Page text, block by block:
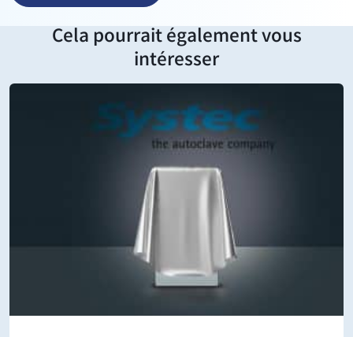
Cela pourrait également vous
intéresser